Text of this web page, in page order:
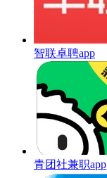
智联卓聘app
青团社兼职app